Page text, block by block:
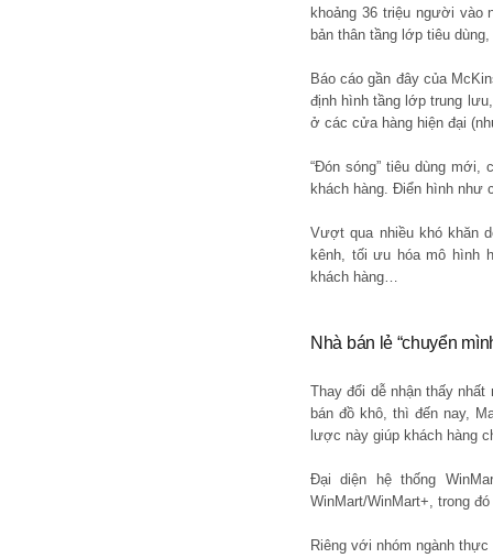
khoảng 36 triệu người vào
bản thân tầng lớp tiêu
Báo cáo gần đây của
định hình tầng lớp trung
ở các cửa hàng hiện đại
“Đón sóng” tiêu dùng mới,
khách hàng. Điển hình như
Vượt qua nhiều khó khăn
kênh, tối ưu hóa mô hình
khách hàng…
Nhà bán lẻ “chuyển
Thay đổi dễ nhận thấy
bán đồ khô, thì đến nay,
lược này giúp khách hàng
Đại diện hệ thống
WinMart/WinMart+, trong
Riêng với nhóm ngành